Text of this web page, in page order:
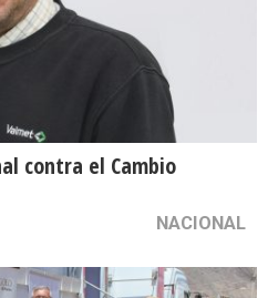
contra el Cambio
NACIONAL